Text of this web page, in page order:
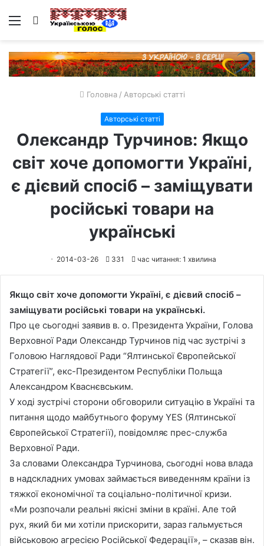
Меню Пошук
Головна / Авторські статті
Авторські статті
Олександр Турчинов: Якщо
світ хоче допомогти Україні,
є дієвий спосіб – заміщувати
російські товари на
українські
2014-03-26 331 час читання: 1 хвилина
Якщо світ хоче допомогти Україні, є дієвий спосіб –
заміщувати російські товари на українські.
Про це сьогодні заявив в. о. Президента України, Голова
Верховної Ради Олександр Турчинов під час зустрічі з
Головою Наглядової Ради “Ялтинської Європейської
Стратегії”, екс-Президентом Республіки Польща
Александром Кваснєвським.
У ході зустрічі сторони обговорили ситуацію в Україні та
питання щодо майбутнього форуму YES (Ялтинської
Європейської Стратегії), повідомляє прес-служба
Верховної Ради.
За словами Олександра Турчинова, сьогодні нова влада
в надскладних умовах займається виведенням країни із
тяжкої економічної та соціально-політичної кризи.
«Ми розпочали реальні якісні зміни в країні. Але той
рух, який би ми хотіли прискорити, зараз гальмується
військовою агресією Російської Федерації», – сказав він.